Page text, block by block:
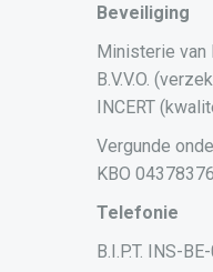
Beveiliging
Ministerie van
B.V.V.O.
INCERT
Vergunde
KBO
Telefonie
B.I.P.T. INS-